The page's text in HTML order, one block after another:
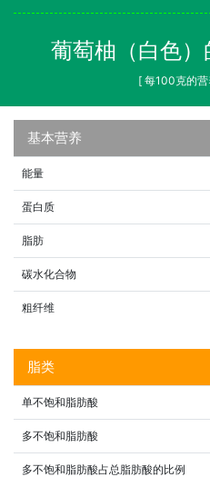
葡萄柚（白色
[ 每100克的
基本营养
能量
蛋白质
脂肪
碳水化合物
粗纤维
脂类
单不饱和脂肪酸
多不饱和脂肪酸
多不饱和脂肪酸占总脂肪酸的比例